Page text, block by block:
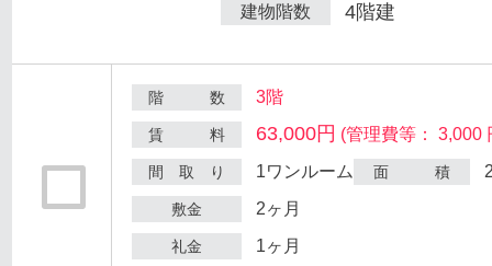
建物階数 4階建
階 数 3階
賃 料 63,000円 (管理費等： 3,000
間 取 り 1ワンルーム 面 積
敷金 2ヶ月
礼金 1ヶ月